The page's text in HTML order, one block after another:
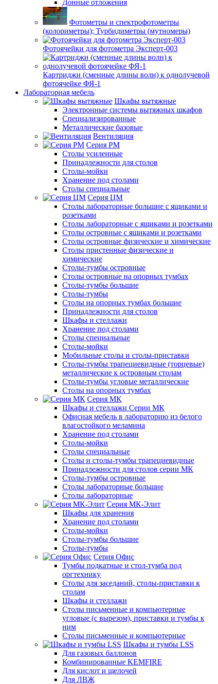
Донные отложения
Фотометры и спектрофотометры
(колориметры); Турбидиметры (мутномеры)
Фотоячейки для фотометра Эксперт-003
Картриджи (сменные длины волн) к однолучевой
фотоячейке ФЯ-1
Лабораторная мебель
Шкафы вытяжные
Электронные системы вытяжных шкафов
Специализированные
Металлические базовые
Вентиляция
Серия РМ
Столы усиленные
Принадлежности для столов
Столы-мойки
Хранение под столами
Столы специальные
Серия ЦМ
Столы лабораторные большие с ящиками и
розетками
Столы лабораторные с ящиками и розетками
Столы островные с ящиками и розетками
Столы островные физические и химические
Столы пристенные физические и
химические
Столы-тумбы островные
Столы островные на опорных тумбах
Столы-тумбы большие
Столы-тумбы
Столы на опорных тумбах большие
Принадлежности для столов
Шкафы и стеллажи
Хранение под столами
Столы специальные
Столы-мойки
Мобильные столы и столы-приставки
Столы-тумбы трапециевидные (торцевые)
металлические к островным столам
Столы-тумбы угловые металлические
Столы на опорных тумбах
Серия МК
Шкафы и стеллажи Серии МК
Офисная мебель в лабораторию из белого
влагостойкого меламина
Хранение под столами
Столы-мойки
Столы специальные
Столы и столы-тумбы трапециевидные
Принадлежности для столов серии МК
Столы-тумбы островные
Столы лабораторные большие
Столы лабораторные
Серия МК-Элит
Шкафы для хранения
Хранение под столами
Столы-мойки
Столы-тумбы большие
Столы-тумбы
Серия Офис
Тумбы подкатные и стол-тумба под
оргтехнику
Столы для заседаний, столы-приставки к
столам
Шкафы и стеллажи
Столы письменные и компьютерные
угловые (с вырезом), приставки и тумбы к
ним
Столы письменные и компьютерные
Шкафы и тумбы LSS
Для газовых баллонов
Комбинированные KEMFIRE
Для кислот и щелочей
Для ЛВЖ